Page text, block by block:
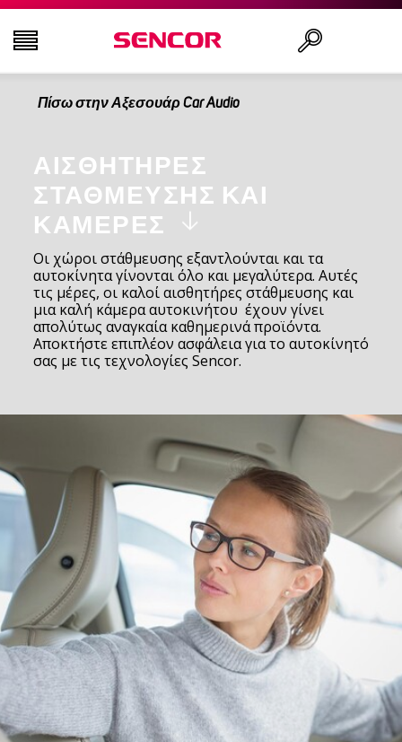
ΤΗΛΕΟΡΆΣΕΙΣ
ΕΙΚΌΝΑ & ΉΧΟΣ
ΟΙΚΙΑΚΌΣ ΕΞΟΠΛΙΣΜΌΣ
ΝΟΙΚΟΚΥΡΙΌ
ΥΓΕΊΑ ΚΑΙ ΟΜΟΡΦΙΆ
Πίσω στην Αξεσουάρ Car Audio
ΑΙΣΘΗΤΉΡΕΣ
ΣΤΆΘΜΕΥΣΗΣ ΚΑΙ
ΚΆΜΕΡΕΣ
Οι χώροι στάθμευσης εξαντλούνται και τα
αυτοκίνητα γίνονται όλο και μεγαλύτερα. Αυτές
τις μέρες, οι καλοί αισθητήρες στάθμευσης και
μια καλή κάμερα αυτοκινήτου έχουν γίνει
απολύτως αναγκαία καθημερινά προϊόντα.
Αποκτήστε επιπλέον ασφάλεια για το αυτοκίνητό
σας με τις τεχνολογίες Sencor.